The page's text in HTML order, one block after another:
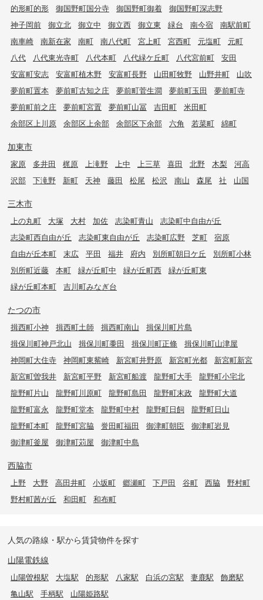
的形町的形
御国野町国分寺 御国野町御着
御国野町深志野
神子岡前
御立北 御立中 御立西 御立東 緑台 南今宿
南駅前町
南車崎
南新在家 南町 南八代町 宮上町 宮西町 元塩町
元町
八代
八代東光寺町 八代本町 八代緑ケ丘町 八代宮前町
安田
安富町安志
安富町植木野 安富町長野 山田町牧野 山野井町
山吹
夢前町置本
夢前町古知之庄 夢前町菅生澗 夢前町玉田
夢前町寺
夢前町前之庄
夢前町宮置 夢前町山冨 吉田町
米田町
余部区上川原
余部区上余部 余部区下余部 六角 若菜町 綿町
加東市
家原 多井田 梶原 上滝野 上中 上三草 喜田 北野 木梨
河高
沢部
下滝野 新町 天神 藤田 松尾 松沢 南山 森尾 社 山国
三木市
上の丸町 大塚 大村 加佐 志染町青山
志染町中自由が丘
志染町西自由が丘
志染町東自由が丘 志染町広野 芝町
宿原
自由が丘本町
末広 平田 福井 府内 別所町朝日ケ丘
別所町小林
別所町近藤
本町 緑が丘町中 緑が丘町西
緑が丘町東
緑が丘町本町
吉川町みなぎ台
たつの市
揖西町小神 揖西町土師 揖西町南山
揖保川町片島
揖保川町神戸北山
揖保川町黍田 揖保川町正條
揖保川町山津屋
神岡町大住寺
神岡町東觜崎 新宮町井野原 新宮町光都
新宮町新宮
新宮町曽我井
新宮町平野 新宮町船渡 龍野町大手
龍野町小宅北
龍野町片山
龍野町川原町 龍野町島田 龍野町末政
龍野町大道
龍野町富永
龍野町堂本 龍野町中村 龍野町日飼
龍野町日山
龍野町本町
龍野町宮脇 誉田町福田 御津町朝臣
御津町岩見
御津町釜屋
御津町苅屋 御津町中島
西脇市
上野 大野 高田井町 小坂町 郷瀬町 下戸田 谷町 西脇
野村町
野村町茜が丘
和田町 和布町
人気の路線・駅から賃貸物件を探す
山陽電鉄線
山陽曽根駅 大塩駅 的形駅 八家駅 白浜の宮駅 妻鹿駅
飾磨駅
亀山駅
手柄駅 山陽姫路駅